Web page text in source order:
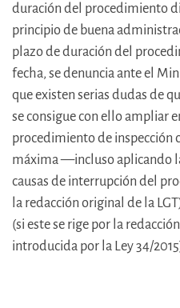
duración del procedimiento
principio de buena
plazo de duración del
fecha, se denuncia ante el
que existen serias dudas de
se consigue con ello ampliar
procedimiento de inspección
máxima —incluso aplicando
causas de interrupción del
la redacción original de la
(si este se rige por la
introducida por la Ley 34/